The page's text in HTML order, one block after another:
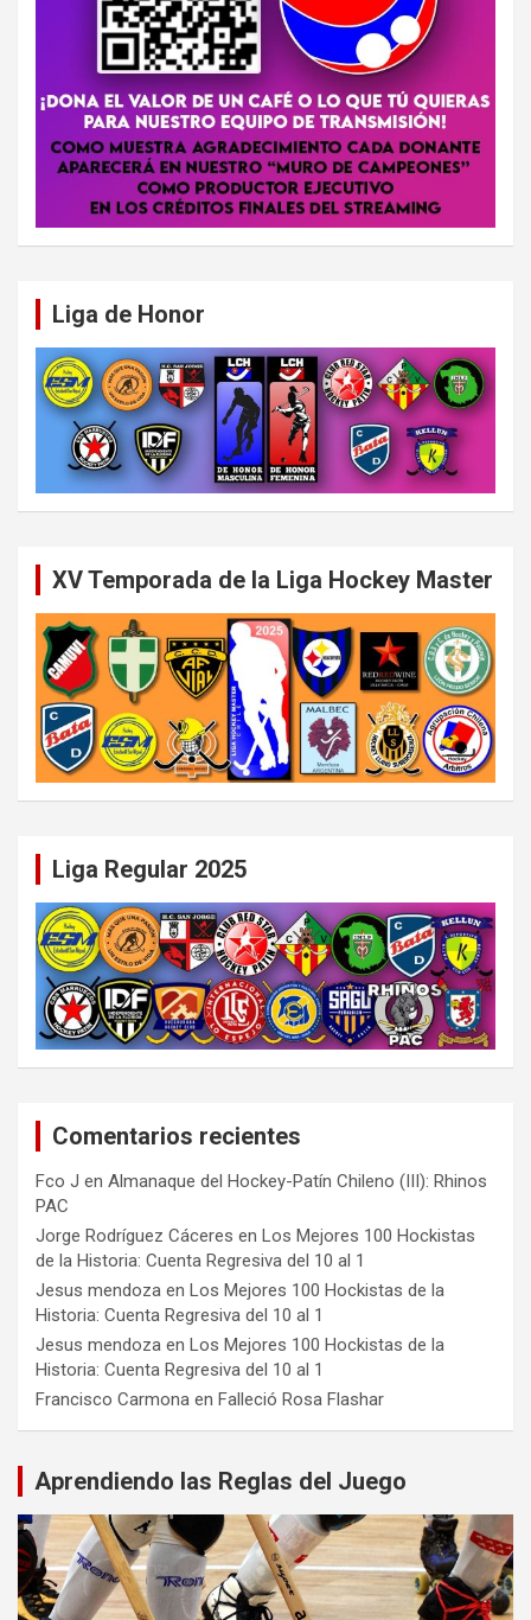
Liga de Honor
XV Temporada de la Liga Hockey Master
Liga Regular 2025
Comentarios recientes
Fco J en Almanaque del Hockey-Patín Chileno (III): Rhinos
PAC
Jorge Rodríguez Cáceres en Los Mejores 100 Hockistas
de la Historia: Cuenta Regresiva del 10 al 1
Jesus mendoza en Los Mejores 100 Hockistas de la
Historia: Cuenta Regresiva del 10 al 1
Jesus mendoza en Los Mejores 100 Hockistas de la
Historia: Cuenta Regresiva del 10 al 1
Francisco Carmona en Falleció Rosa Flashar
Aprendiendo las Reglas del Juego